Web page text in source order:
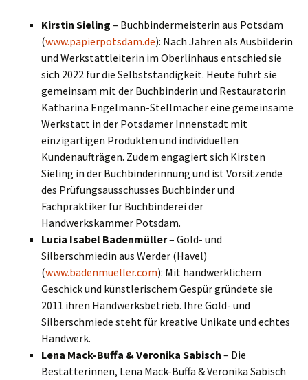
Kirstin Sieling – Buchbindermeisterin aus Potsdam
(www.papierpotsdam.de): Nach Jahren als Ausbilderin
und Werkstattleiterin im Oberlinhaus entschied sie
sich 2022 für die Selbstständigkeit. Heute führt sie
gemeinsam mit der Buchbinderin und Restauratorin
Katharina Engelmann-Stellmacher eine gemeinsame
Werkstatt in der Potsdamer Innenstadt mit
einzigartigen Produkten und individuellen
Kundenaufträgen. Zudem engagiert sich Kirsten
Sieling in der Buchbinderinnung und ist Vorsitzende
des Prüfungsausschusses Buchbinder und
Fachpraktiker für Buchbinderei der
Handwerkskammer Potsdam.
Lucia Isabel Badenmüller– Gold- und
Silberschmiedin aus Werder (Havel)
(www.badenmueller.com): Mit handwerklichem
Geschick und künstlerischem Gespür gründete sie
2011 ihren Handwerksbetrieb. Ihre Gold- und
Silberschmiede steht für kreative Unikate und echtes
Handwerk.
Lena Mack-Buffa & Veronika Sabisch – Die
Bestatterinnen, Lena Mack-Buffa & Veronika Sabisch